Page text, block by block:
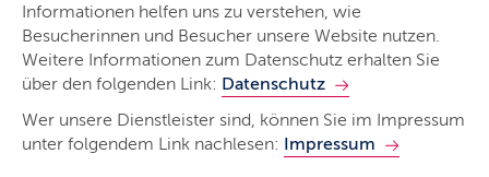
Informationen helfen uns zu verstehen, wie
Besucherinnen und Besucher unsere Website nutzen.
Weitere Informationen zum Datenschutz erhalten Sie
über den folgenden Link: Datenschutz
Wer unsere Dienstleister sind, können Sie im Impressum
unter folgendem Link nachlesen: Impressum
Ministerium für Energie­wende,
Klimaschutz, Umwelt und Natur